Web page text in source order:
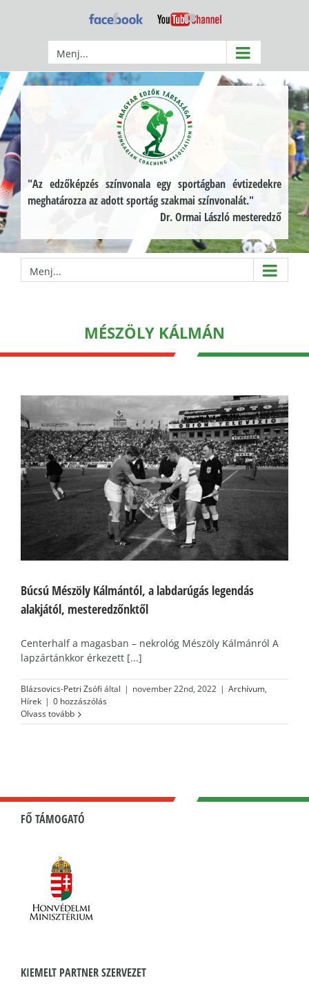
Facebook YouTube
Menj...
"Az edzőképzés színvonala egy sportágban évtizedekre
meghatározza az adott sportág szakmai színvonalát."
Dr. Ormai László mesteredző
Menj...
MÉSZÖLY KÁLMÁN
Búcsú Mészöly Kálmántól, a labdarúgás legendás
alakjától, mesteredzőnktől
Centerhalf a magasban – nekrológ Mészöly Kálmánról A
lapzártánkkor érkezett [...]
Blázsovics-Petri Zsófi által | november 22nd, 2022 | Archívum,
Hírek | 0 hozzászólás
Olvass tovább
FŐ TÁMOGATÓ
KIEMELT PARTNER SZERVEZET